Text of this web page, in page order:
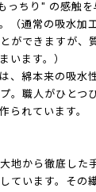
っちり" の感触を
（通常の吸水加
ができますが、
います。）
、綿本来の吸水
。職人がひとつ
られています。
地から徹底した
ています。その